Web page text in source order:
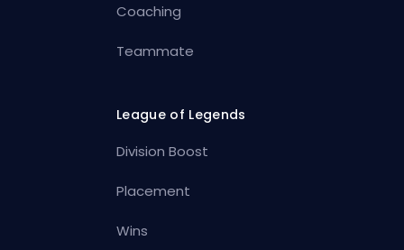
Coaching
Teammate
League of Legends
Division Boost
Placement
Wins